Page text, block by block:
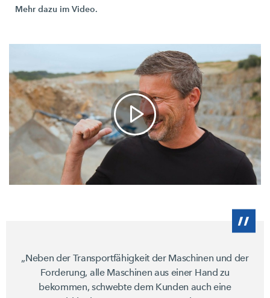
Mehr dazu im Video.
„Neben der Transportfähigkeit der Maschinen und der
Forderung, alle Maschinen aus einer Hand zu
bekommen, schwebte dem Kunden auch eine